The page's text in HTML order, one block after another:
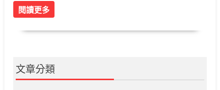
閱讀更多
文章分類